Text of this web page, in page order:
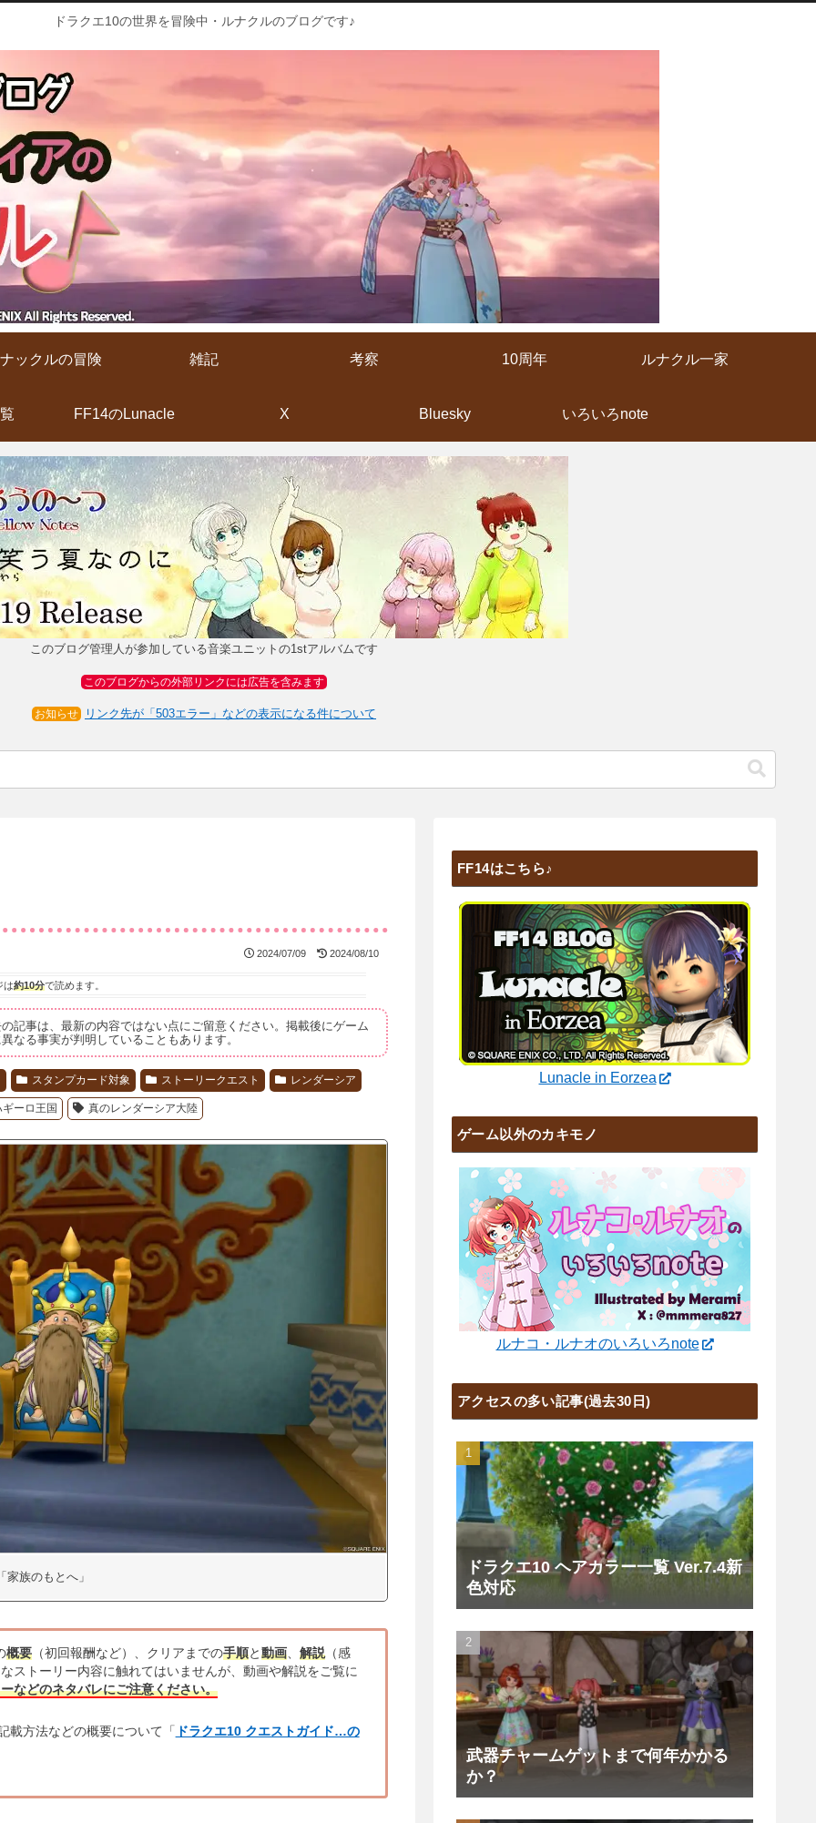
ドラクエ10の世界を冒険中・ルナクルのブログです♪
ックルの冒険 雑記 考察 10周年 ルナクル一家
FF14のLunacle X Bluesky いろいろnote
このブログ管理人が参加している音楽ユニットの1stアルバムです
このブログからの外部リンクには広告を含みます
お知らせ リンク先が「503エラー」などの表示になる件について
2024/07/09 2024/08/10
は約10分で読めます。
記事は、最新の内容ではない点にご留意ください。掲載後にゲーム
なる事実が判明していることもあります。
スタンプカード対象 ストーリークエスト レンダーシア
ーロ王国 真のレンダーシア大陸
家族のもとへ」
概要（初回報酬など）、クリアまでの手順と動画、 解説（感
ストーリー内容に触れてはいませんが、動画や解説をご覧に
などのネタバレにご注意ください。
載方法などの概要について「 ドラクエ10 クエストガイド…の
FF14はこちら♪
Lunacle in Eorzea
ゲーム以外のカキモノ
ルナコ・ルナオのいろいろnote
アクセスの多い記事(過去30日)
ドラクエ10 ヘアカラー一覧 Ver.7.4新
色対応
武器チャームゲットまで何年かかる
か？